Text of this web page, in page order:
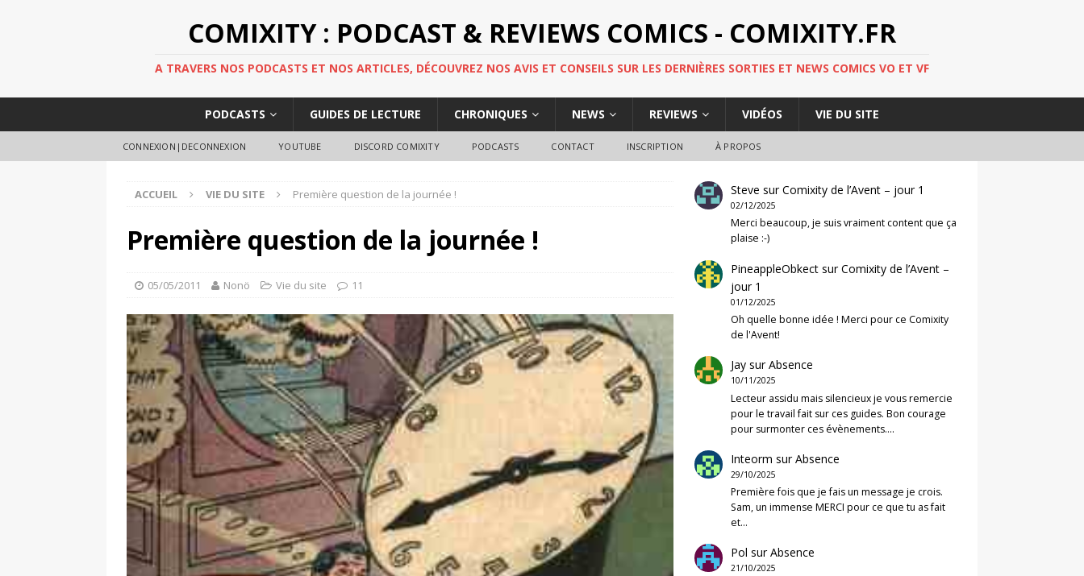
COMIXITY : PODCAST & REVIEWS COMICS - COMIXITY.FR
A TRAVERS NOS PODCASTS ET NOS ARTICLES, DÉCOUVREZ NOS AVIS ET CONSEILS SUR LES DERNIÈRES SORTIES ET NEWS COMICS VO ET VF
PODCASTS GUIDES DE LECTURE CHRONIQUES NEWS REVIEWS VIDÉOS VIE DU SITE
CONNEXION|DECONNEXION YOUTUBE DISCORD COMIXITY PODCASTS CONTACT INSCRIPTION À PROPOS
ACCUEIL VIE DU SITE Première question de la journée !
Première question de la journée !
05/05/2011 Nonö Vie du site 11
Steve surComixity de l’Avent – jour 1
02/12/2025
Merci beaucoup, je suis vraiment content que ça
plaise :-)
PineappleObkect surComixity de l’Avent –
jour 1
01/12/2025
Oh quelle bonne idée ! Merci pour ce Comixity
de l'Avent!
Jay surAbsence
10/11/2025
Lecteur assidu mais silencieux je vous remercie
pour le travail fait sur ces guides. Bon courage
pour surmonter ces évènements.…
Inteorm surAbsence
29/10/2025
Première fois que je fais un message je crois.
Sam, un immense MERCI pour ce que tu as fait
et…
Pol surAbsence
21/10/2025